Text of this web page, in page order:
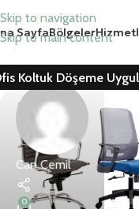
Skip to navigation
Skip to main content
SayfaBölgeler
Koltuk Döşeme
Can Cemil
0